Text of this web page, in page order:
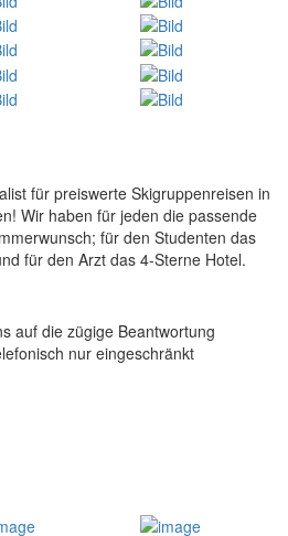
für preiswerte Skigruppenreisen in
Wir haben für jeden die passende
für den Studenten das
für den Arzt das 4-Sterne Hotel.
auf die zügige Beantwortung
nur eingeschränkt